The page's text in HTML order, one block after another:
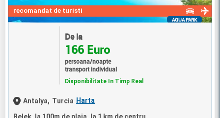
recomandat de turisti
AQUA PARK
De la
166 Euro
persoana/noapte
transport individual
Disponibilitate In Timp Real
Antalya, Turcia Harta